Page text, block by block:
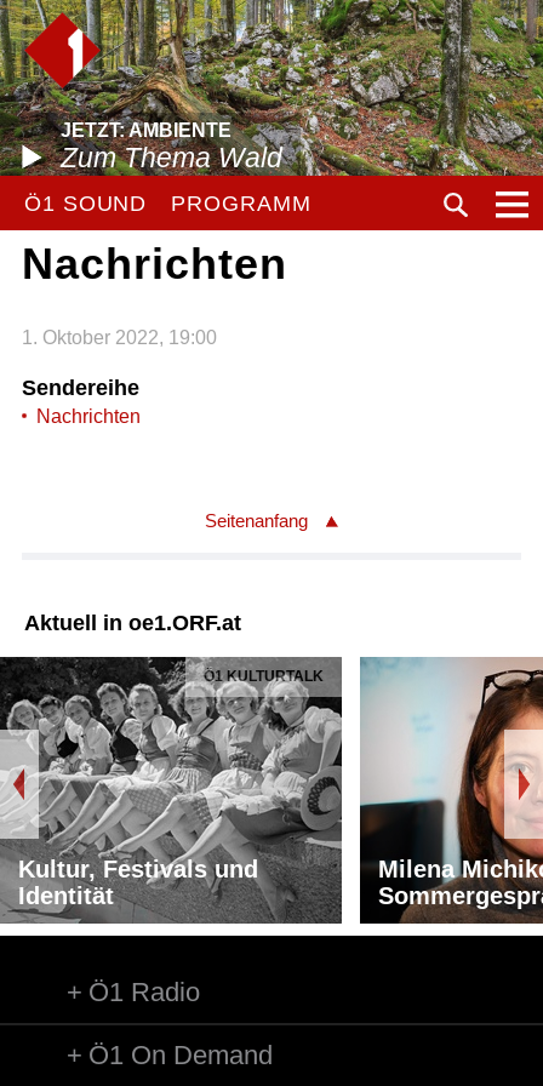
JETZT: AMBIENTE
Zum Thema Wald
Ö1 SOUND PROGRAMM
Nachrichten
1. Oktober 2022, 19:00
Sendereihe
Nachrichten
Seitenanfang
Aktuell in oe1.ORF.at
Ö1 KULTURTALK
Kultur, Festivals und
Identität
Milena
Ö1 Radio
Ö1 On Demand